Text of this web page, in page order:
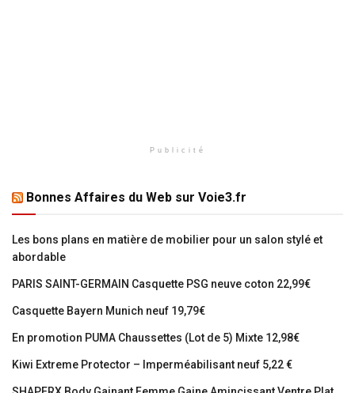
Publicité
Bonnes Affaires du Web sur Voie3.fr
Les bons plans en matière de mobilier pour un salon stylé et
abordable
PARIS SAINT-GERMAIN Casquette PSG neuve coton 22,99€
Casquette Bayern Munich neuf 19,79€
En promotion PUMA Chaussettes (Lot de 5) Mixte 12,98€
Kiwi Extreme Protector – Imperméabilisant neuf 5,22 €